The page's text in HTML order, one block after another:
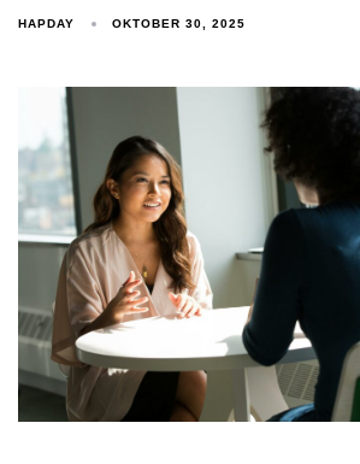
HAPDAY OKTOBER 30, 2025